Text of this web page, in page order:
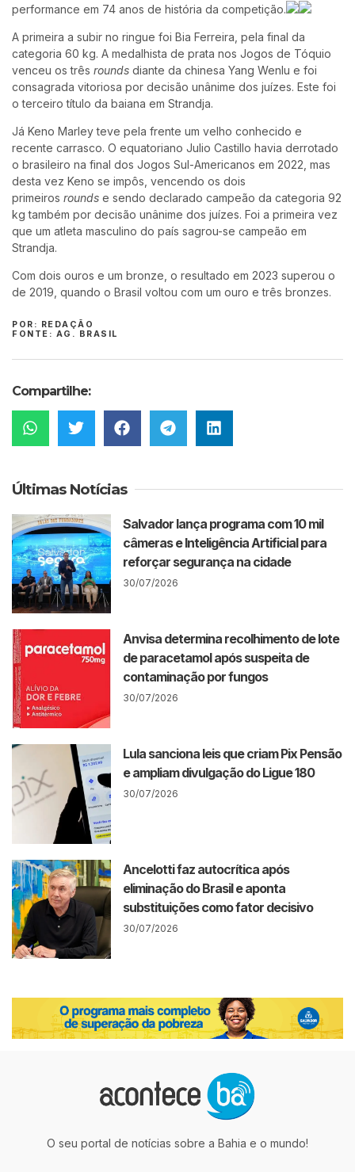
performance em 74 anos de história da competição.
A primeira a subir no ringue foi Bia Ferreira, pela final da
categoria 60 kg. A medalhista de prata nos Jogos de Tóquio
venceu os três rounds diante da chinesa Yang Wenlu e foi
consagrada vitoriosa por decisão unânime dos juízes. Este foi
o terceiro título da baiana em Strandja.
Já Keno Marley teve pela frente um velho conhecido e
recente carrasco. O equatoriano Julio Castillo havia derrotado
o brasileiro na final dos Jogos Sul-Americanos em 2022, mas
desta vez Keno se impôs, vencendo os dois
primeiros rounds e sendo declarado campeão da categoria 92
kg também por decisão unânime dos juízes. Foi a primeira vez
que um atleta masculino do país sagrou-se campeão em
Strandja.
Com dois ouros e um bronze, o resultado em 2023 superou o
de 2019, quando o Brasil voltou com um ouro e três bronzes.
POR: REDAÇÃO
FONTE: AG. BRASIL
Compartilhe:
Últimas Notícias
Salvador lança programa com 10 mil
câmeras e Inteligência Artificial para
reforçar segurança na cidade
30/07/2026
Anvisa determina recolhimento de lote
de paracetamol após suspeita de
contaminação por fungos
30/07/2026
Lula sanciona leis que criam Pix Pensão
e ampliam divulgação do Ligue 180
30/07/2026
Ancelotti faz autocrítica após
eliminação do Brasil e aponta
substituições como fator decisivo
30/07/2026
O seu portal de notícias sobre a Bahia e o mundo!